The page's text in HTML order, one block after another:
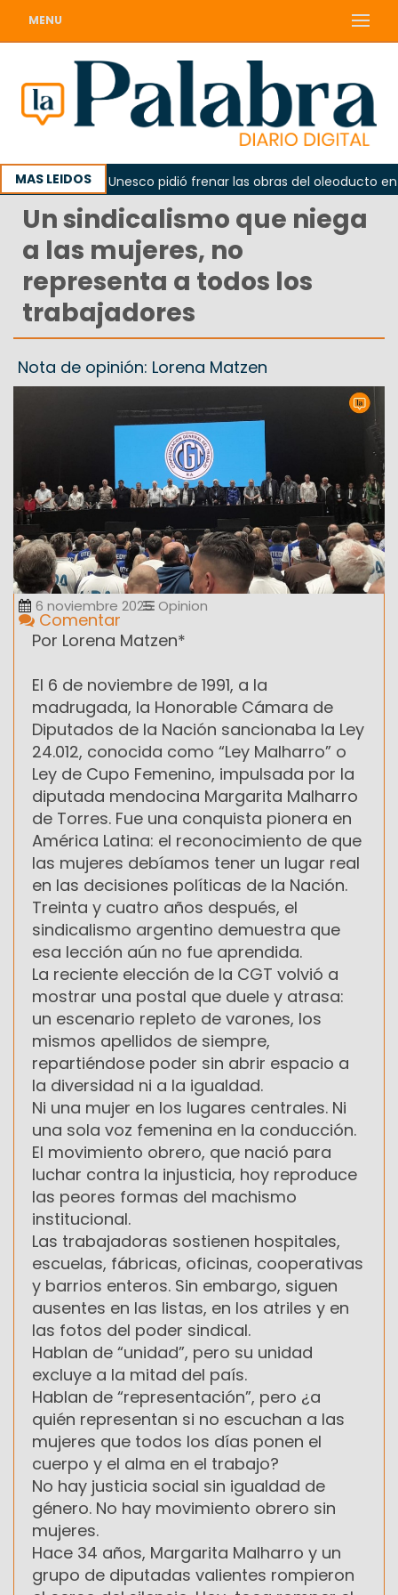
MENU
MAS LEIDOSLa Unesco pidió frenar las obras del oleoducto en
Un sindicalismo que niega
a las mujeres, no
representa a todos los
trabajadores
Nota de opinión: Lorena Matzen
6 noviembre 2025 Opinion
Comentar
Por Lorena Matzen*
El 6 de noviembre de 1991, a la
madrugada, la Honorable Cámara de
Diputados de la Nación sancionaba la Ley
24.012, conocida como “Ley Malharro” o
Ley de Cupo Femenino, impulsada por la
diputada mendocina Margarita Malharro
de Torres. Fue una conquista pionera en
América Latina: el reconocimiento de que
las mujeres debíamos tener un lugar real
en las decisiones políticas de la Nación.
Treinta y cuatro años después, el
sindicalismo argentino demuestra que
esa lección aún no fue aprendida.
La reciente elección de la CGT volvió a
mostrar una postal que duele y atrasa:
un escenario repleto de varones, los
mismos apellidos de siempre,
repartiéndose poder sin abrir espacio a
la diversidad ni a la igualdad.
Ni una mujer en los lugares centrales. Ni
una sola voz femenina en la conducción.
El movimiento obrero, que nació para
luchar contra la injusticia, hoy reproduce
las peores formas del machismo
institucional.
Las trabajadoras sostienen hospitales,
escuelas, fábricas, oficinas, cooperativas
y barrios enteros. Sin embargo, siguen
ausentes en las listas, en los atriles y en
las fotos del poder sindical.
Hablan de “unidad”, pero su unidad
excluye a la mitad del país.
Hablan de “representación”, pero ¿a
quién representan si no escuchan a las
mujeres que todos los días ponen el
cuerpo y el alma en el trabajo?
No hay justicia social sin igualdad de
género. No hay movimiento obrero sin
mujeres.
Hace 34 años, Margarita Malharro y un
grupo de diputadas valientes rompieron